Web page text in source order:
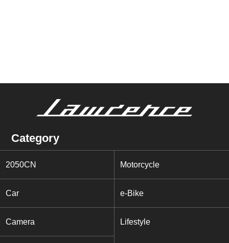
Category
2050CN Motorcycle
Car e-Bike
Camera Lifestyle